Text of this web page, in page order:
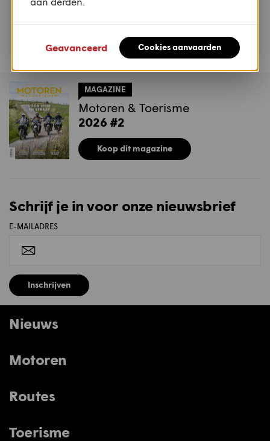
MAGAZINE
Motoren & Toerisme
2026 #2
Koop dit magazine
Schrijf je in voor onze nieuwsbrief
E-MAILADRES
Inschrijven
Nieuws
Motoren
Routes
Toerisme
Geavanceerd Cookies aanvaarden